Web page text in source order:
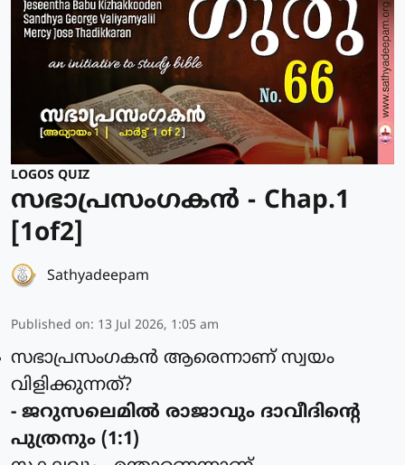
LOGOS QUIZ
സഭാപ്രസംഗകൻ - Chap.1
[1of2]
Sathyadeepam
Published on: 13 Jul 2026, 1:05 am
സഭാപ്രസംഗകന്‍ ആരെന്നാണ് സ്വയം
വിളിക്കുന്നത്?
- ജറുസലെമില്‍ രാജാവും ദാവീദിന്റെ
പുത്രനും (1:1)